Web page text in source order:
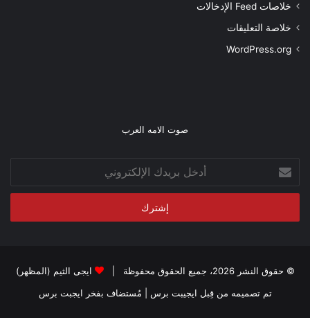
خلاصات Feed الإدخالات
خلاصة التعليقات
WordPress.org
صوت الامه العرب
بريدك
الإلكتروني
© حقوق النشر 2026، جميع الحقوق محفوظة |
ايجى الثيم (المظهر)
تم تصميمه من قِبل ايجيبت برس | مُستضاف بفخر ايجبت برس